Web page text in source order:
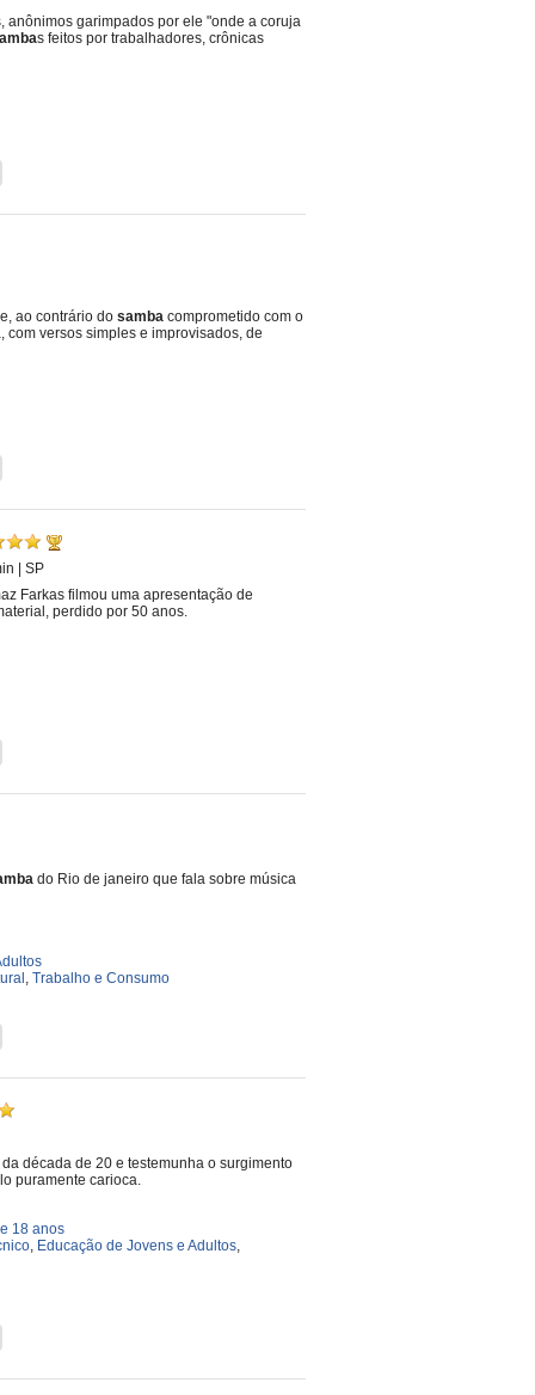
anônimos garimpados por ele "onde a coruja
s feitos por trabalhadores, crônicas
ao contrário do samba comprometido com o
versos simples e improvisados, de
SP
Farkas filmou uma apresentação de
perdido por 50 anos.
do Rio de janeiro que fala sobre música
, Trabalho e Consumo
década de 20 e testemunha o surgimento
puramente carioca.
18 anos
, Educação de Jovens e Adultos,